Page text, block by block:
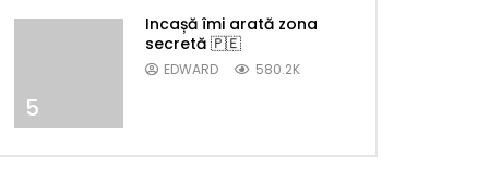
5
Incașă îmi arată zona
secretă 🇵🇪
EDWARD 580.2K